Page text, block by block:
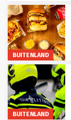
BUITENLAND
BUITENLAND